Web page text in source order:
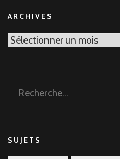
ARCHIVES
Archives
Rechercher :
SUJETS